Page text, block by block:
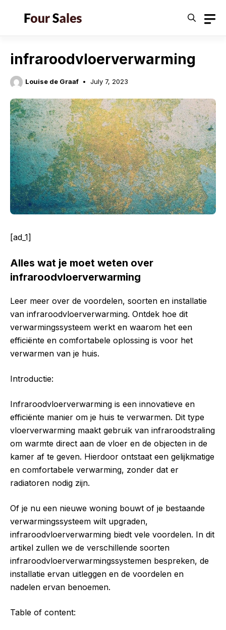
infraroodvloerverwarming
Louise de Graaf July 7, 2023
[ad_1]
Alles wat je moet weten over
infraroodvloerverwarming
Leer meer over de voordelen, soorten en installatie
van infraroodvloerverwarming. Ontdek hoe dit
verwarmingssysteem werkt en waarom het een
efficiënte en comfortabele oplossing is voor het
verwarmen van je huis.
Introductie:
Infraroodvloerverwarming is een innovatieve en
efficiënte manier om je huis te verwarmen. Dit type
vloerverwarming maakt gebruik van infraroodstraling
om warmte direct aan de vloer en de objecten in de
kamer af te geven. Hierdoor ontstaat een gelijkmatige
en comfortabele verwarming, zonder dat er
radiatoren nodig zijn.
Of je nu een nieuwe woning bouwt of je bestaande
verwarmingssysteem wilt upgraden,
infraroodvloerverwarming biedt vele voordelen. In dit
artikel zullen we de verschillende soorten
infraroodvloerverwarmingssystemen bespreken, de
installatie ervan uitleggen en de voordelen en
nadelen ervan benoemen.
Table of content: